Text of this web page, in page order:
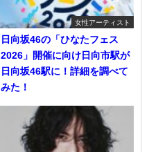
女性アーティスト
日向坂46の「ひなたフェス
2026」開催に向け日向市駅が
日向坂46駅に！詳細を調べて
みた！